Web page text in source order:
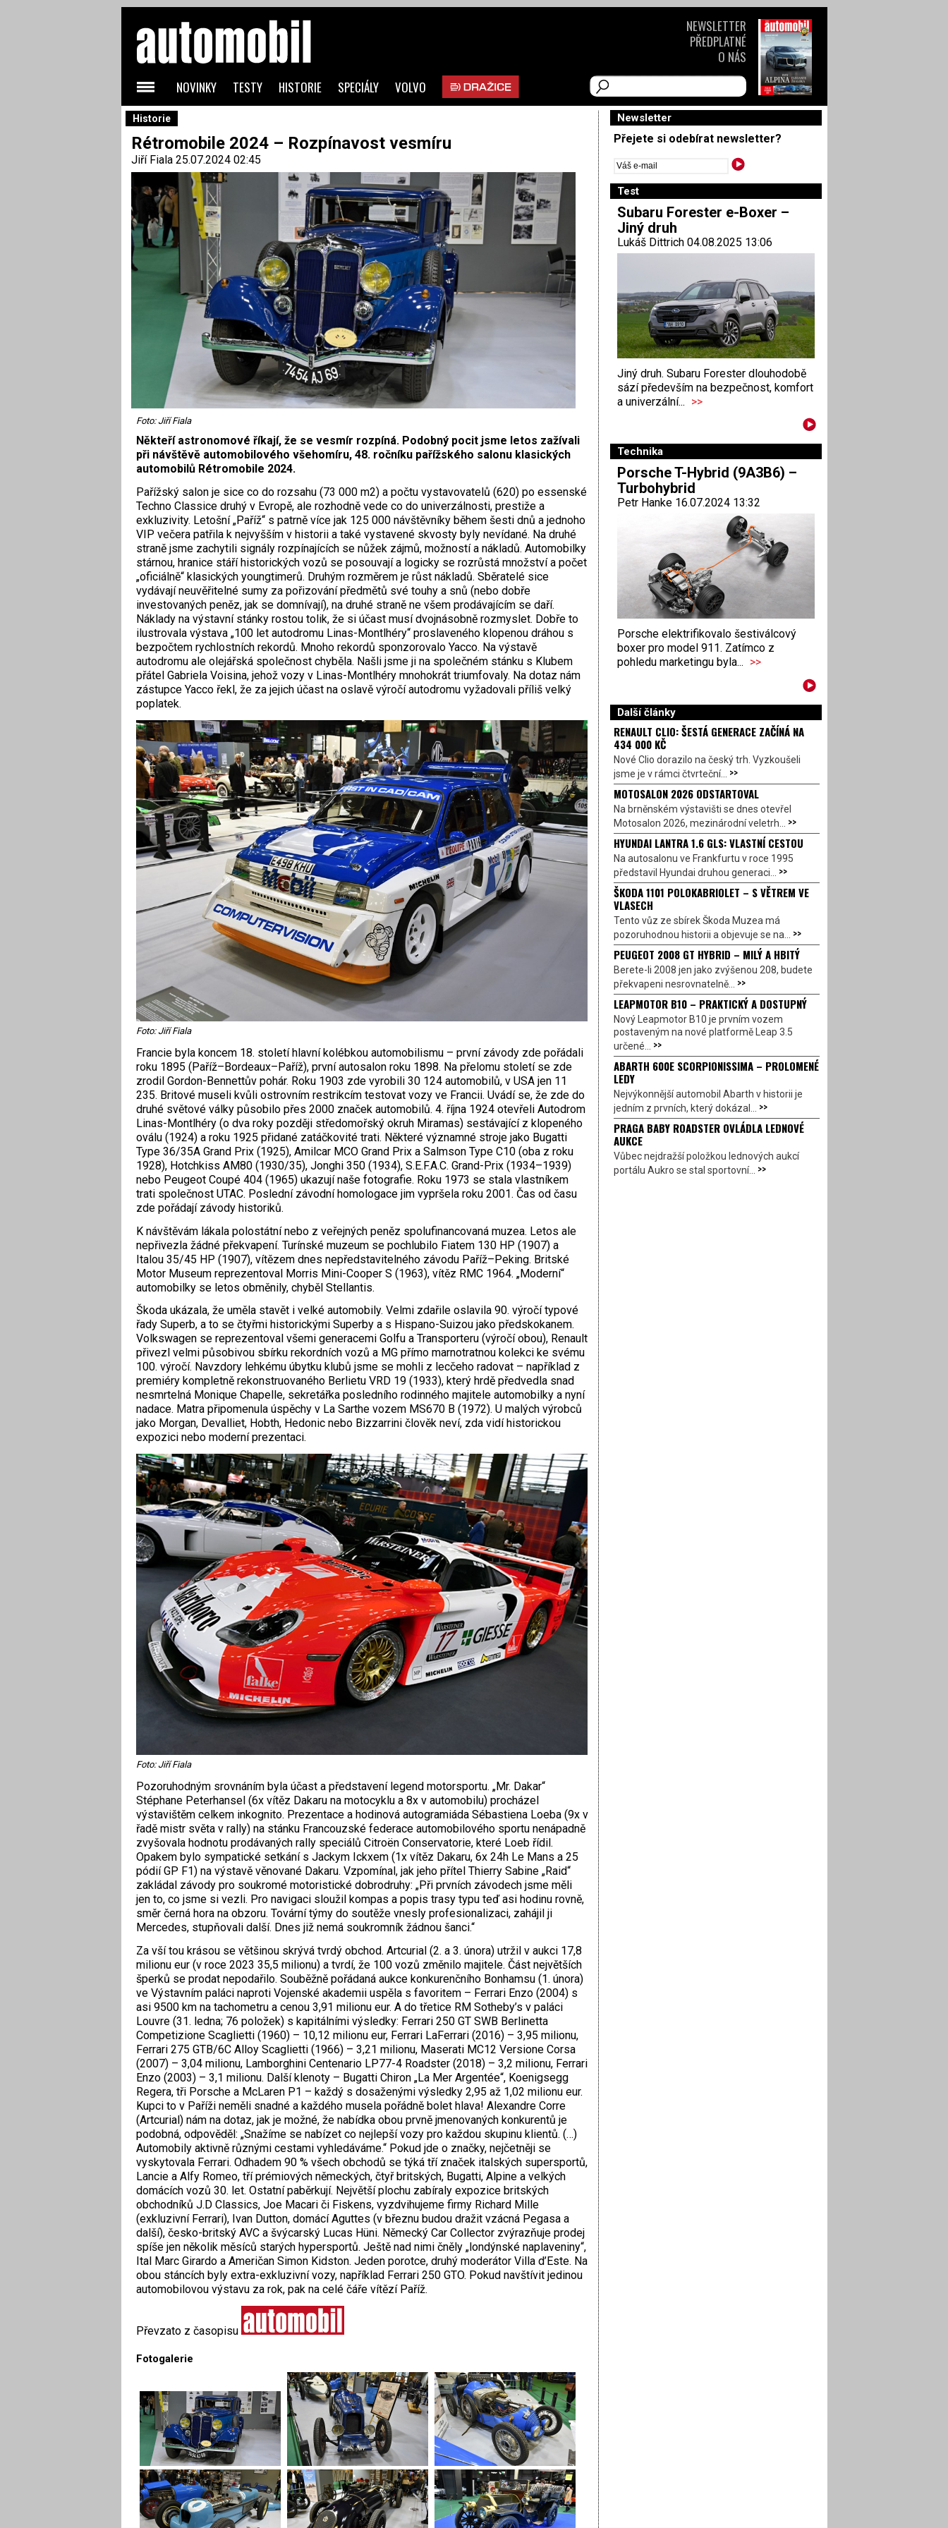
Historie
Rétromobile 2024 – Rozpínavost vesmíru
Jiří Fiala25.07.2024 02:45
Foto: Jiří Fiala
Někteří astronomové říkají, že se vesmír rozpíná. Podobný pocit jsme letos zažívali
při návštěvě automobilového všehomíru, 48. ročníku pařížského salonu klasických
automobilů Rétromobile 2024.
Pařížský salon je sice co do rozsahu (73 000 m2) a počtu vystavovatelů (620) po essenské
Techno Classice druhý v Evropě, ale rozhodně vede co do univerzálnosti, prestiže a
exkluzivity. Letošní „Paříž“ s patrně více jak 125 000 návštěvníky během šesti dnů a jednoho
VIP večera patřila k nejvyšším v historii a také vystavené skvosty byly nevídané. Na druhé
straně jsme zachytili signály rozpínajících se nůžek zájmů, možností a nákladů. Automobilky
stárnou, hranice stáří historických vozů se posouvají a logicky se rozrůstá množství a počet
„oficiálně“ klasických youngtimerů. Druhým rozměrem je růst nákladů. Sběratelé sice
vydávají neuvěřitelné sumy za pořizování předmětů své touhy a snů (nebo dobře
investovaných peněz, jak se domnívají), na druhé straně ne všem prodávajícím se daří.
Náklady na výstavní stánky rostou tolik, že si účast musí dvojnásobně rozmyslet. Dobře to
ilustrovala výstava „100 let autodromu Linas-Montlhéry“ proslaveného klopenou dráhou s
bezpočtem rychlostních rekordů. Mnoho rekordů sponzorovalo Yacco. Na výstavě
autodromu ale olejářská společnost chyběla. Našli jsme ji na společném stánku s Klubem
přátel Gabriela Voisina, jehož vozy v Linas-Montlhéry mnohokrát triumfovaly. Na dotaz nám
zástupce Yacco řekl, že za jejich účast na oslavě výročí autodromu vyžadovali příliš velký
poplatek.
Foto: Jiří Fiala
Francie byla koncem 18. století hlavní kolébkou automobilismu – první závody zde pořádali
roku 1895 (Paříž–Bordeaux–Paříž), první autosalon roku 1898. Na přelomu století se zde
zrodil Gordon-Bennettův pohár. Roku 1903 zde vyrobili 30 124 automobilů, v USA jen 11
235. Britové museli kvůli ostrovním restrikcím testovat vozy ve Francii. Uvádí se, že zde do
druhé světové války působilo přes 2000 značek automobilů. 4. října 1924 otevřeli Autodrom
Linas-Montlhéry (o dva roky později středomořský okruh Miramas) sestávající z klopeného
oválu (1924) a roku 1925 přidané zatáčkovité trati. Některé významné stroje jako Bugatti
Type 36/35A Grand Prix (1925), Amilcar MCO Grand Prix a Salmson Type C10 (oba z roku
1928), Hotchkiss AM80 (1930/35), Jonghi 350 (1934), S.E.F.A.C. Grand-Prix (1934–1939)
nebo Peugeot Coupé 404 (1965) ukazují naše fotografie. Roku 1973 se stala vlastníkem
trati společnost UTAC. Poslední závodní homologace jim vypršela roku 2001. Čas od času
zde pořádají závody historiků.
K návštěvám lákala polostátní nebo z veřejných peněz spolufinancovaná muzea. Letos ale
nepřivezla žádné překvapení. Turínské muzeum se pochlubilo Fiatem 130 HP (1907) a
Italou 35/45 HP (1907), vítězem dnes nepředstavitelného závodu Paříž–Peking. Britské
Motor Museum reprezentoval Morris Mini-Cooper S (1963), vítěz RMC 1964. „Moderní“
automobilky se letos obměnily, chyběl Stellantis.
Škoda ukázala, že uměla stavět i velké automobily. Velmi zdařile oslavila 90. výročí typové
řady Superb, a to se čtyřmi historickými Superby a s Hispano-Suizou jako předskokanem.
Volkswagen se reprezentoval všemi generacemi Golfu a Transporteru (výročí obou), Renault
přivezl velmi působivou sbírku rekordních vozů a MG přímo marnotratnou kolekci ke svému
100. výročí. Navzdory lehkému úbytku klubů jsme se mohli z lecčeho radovat – například z
premiéry kompletně rekonstruovaného Berlietu VRD 19 (1933), který hrdě předvedla snad
nesmrtelná Monique ­Chapelle, sekretářka posledního rodinného majitele automobilky a nyní
nadace. Matra připomenula úspěchy v La Sarthe vozem MS670 B (1972). U malých výrobců
jako Morgan, Devalliet, Hobth, Hedonic nebo Bizzarrini člověk neví, zda vidí historickou
expozici nebo moderní prezentaci.
Foto: Jiří Fiala
Pozoruhodným srovnáním byla účast a představení legend motorsportu. „Mr. Dakar“
Stéphane Peterhansel (6x vítěz ­Dakaru na motocyklu a 8x v automobilu) procházel
výstavištěm celkem inkognito. Prezentace a hodinová autogramiáda Sébastiena Loeba (9x v
řadě mistr světa v ral­ly) na stánku Francouzské federace automobilového sportu nenápadně
zvyšovala hodnotu prodávaných rally speciálů Citroën Conservatorie, které Loeb řídil.
Opakem bylo sympatické setkání s Jackym Ickxem (1x vítěz Dakaru, 6x 24h Le Mans a 25
pódií GP F1) na výstavě věnované Dakaru. Vzpomínal, jak jeho přítel Thierry Sabine „Raid“
zakládal závody pro soukromé motoristické dobrodruhy: „Při prvních závodech jsme měli
jen to, co jsme si vezli. Pro navigaci sloužil kompas a popis trasy typu teď asi hodinu rovně,
směr černá hora na obzoru. Tovární týmy do soutěže vnesly profesionalizaci, zahájil ji
Mercedes, stupňovali další. Dnes již nemá soukromník žádnou šanci.“
Za vší tou krásou se většinou skrývá tvrdý obchod. Artcurial (2. a 3. února) utržil v aukci 17,8
milionu eur (v roce 2023 35,5 milionu) a tvrdí, že 100 vozů změnilo majitele. Část největších
šperků se prodat nepodařilo. Souběžně pořádaná aukce konkurenčního Bonhamsu (1. února)
ve Výstavním paláci naproti Vojenské akademii uspěla s favoritem – Ferrari Enzo (2004) s
asi 9500 km na tachometru a cenou 3,91 milionu eur. A do třetice RM ­Sotheby’s v paláci
Louvre (31. ledna; 76 položek) s kapitálními výsledky: Ferrari 250 GT SWB Berlinetta
Competizione Scaglietti (1960) – 10,12 milionu eur, Fer­rari LaFerrari (2016) – 3,95 milionu,
Ferrari 275 GTB/6C Alloy Scaglietti (1966) – 3,21 milionu, Maserati MC12 Versione Corsa
(2007) – 3,04 milionu, Lamborghini Centenario LP77-4 Roadster (2018) – 3,2 milionu, Ferrari
Enzo (2003) – 3,1 milionu. Další klenoty – Bugatti Chiron „La Mer ­Argentée“, Koenigsegg
Regera, tři Porsche a McLaren P1 – každý s dosaženými výsledky 2,95 až 1,02 milionu eur.
Kupci to v Paříži neměli snadné a každého musela pořádně bolet hlava! Alexandre Corre
(Artcurial) nám na dotaz, jak je možné, že nabídka obou prvně jmenovaných konkurentů je
podobná, odpověděl: „Snažíme se nabízet co nejlepší vozy pro každou skupinu klientů. (…)
Automobily aktivně různými cestami vyhledáváme.“ Pokud jde o značky, nejčetněji se
vyskytovala Ferrari. Odhadem 90 % všech obchodů se týká tří značek italských supersportů,
Lancie a Alfy Romeo, tří prémiových německých, čtyř britských, Bugatti, Alpine a velkých
domácích vozů 30. let. Ostatní paběrkují. Největší plochu zabíraly expozice britských
obchodníků J.D Classics, Joe Macari či Fiskens, vyzdvihujeme firmy Richard Mille
(exkluzivní Ferrari), Ivan Dutton, domácí Aguttes (v březnu budou dražit vzácná Pegasa a
další), česko-britský AVC a švýcarský Lucas Hüni. Německý Car Collector zvýrazňuje prodej
spíše jen několik měsíců starých hypersportů. Ještě nad nimi čněly „londýnské naplaveniny“,
Ital Marc Girardo a Američan Simon Kidston. Jeden porotce, druhý moderátor Villa d’Este. Na
obou stáncích byly extra-exkluzivní vozy, například Ferrari 250 GTO. Pokud navštívit jedinou
automobilovou výstavu za rok, pak na celé čáře vítězí Paříž.
Převzato z časopisu
Fotogalerie
Newsletter
Přejete si odebírat newsletter?
Test
Subaru Forester e-Boxer –
Jiný druh
Lukáš Dittrich 04.08.2025 13:06
Jiný druh. Subaru Forester dlouhodobě
sází především na bezpečnost, komfort
a univerzální... >>
Technika
Porsche T-Hybrid (9A3B6) –
Turbohybrid
Petr Hanke 16.07.2024 13:32
Porsche elektrifikovalo šestiválcový
boxer pro model 911. Zatímco z
pohledu marketingu byla... >>
Další články
RENAULT CLIO: ŠESTÁ GENERACE ZAČÍNÁ NA
434 000 KČ
Nové Clio dorazilo na český trh. Vyzkoušeli
jsme je v rámci čtvrteční... >>
MOTOSALON 2026 ODSTARTOVAL
Na brněnském výstavišti se dnes otevřel
Motosalon 2026, mezinárodní veletrh... >>
HYUNDAI LANTRA 1.6 GLS: VLASTNÍ CESTOU
Na autosalonu ve Frankfurtu v roce 1995
představil Hyundai druhou generaci... >>
ŠKODA 1101 POLOKABRIOLET – S VĚTREM VE
VLASECH
Tento vůz ze sbírek Škoda Muzea má
pozoruhodnou historii a objevuje se na... >>
PEUGEOT 2008 GT HYBRID – MILÝ A HBITÝ
Berete-li 2008 jen jako zvýšenou 208, budete
překvapeni nesrovnatelně... >>
LEAPMOTOR B10 – PRAKTICKÝ A DOSTUPNÝ
Nový Leapmotor B10 je prvním vozem
postaveným na nové platformě Leap 3.5
určené... >>
ABARTH 600E SCORPIONISSIMA – PROLOMENÉ
LEDY
Nejvýkonnější automobil Abarth v historii je
jedním z prvních, který dokázal... >>
PRAGA BABY ROADSTER OVLÁDLA LEDNOVÉ
AUKCE
Vůbec nejdražší položkou lednových aukcí
portálu Aukro se stal sportovní... >>
NOVINKY TESTY HISTORIE SPECIÁLY VOLVO
NEWSLETTER
PŘEDPLATNÉ
O NÁS